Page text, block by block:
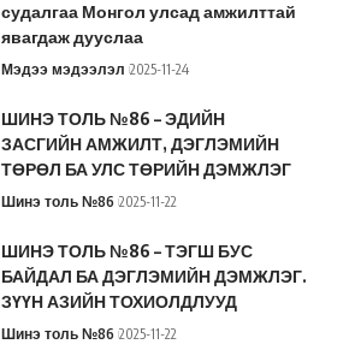
судалгаа Монгол улсад амжилттай
явагдаж дууслаа
Мэдээ мэдээлэл 2025-11-24
ШИНЭ ТОЛЬ №86 – ЭДИЙН
ЗАСГИЙН АМЖИЛТ, ДЭГЛЭМИЙН
ТӨРӨЛ БА УЛС ТӨРИЙН ДЭМЖЛЭГ
Шинэ толь №86 2025-11-22
ШИНЭ ТОЛЬ №86 – ТЭГШ БУС
БАЙДАЛ БА ДЭГЛЭМИЙН ДЭМЖЛЭГ.
ЗҮҮН АЗИЙН ТОХИОЛДЛУУД
Шинэ толь №86 2025-11-22